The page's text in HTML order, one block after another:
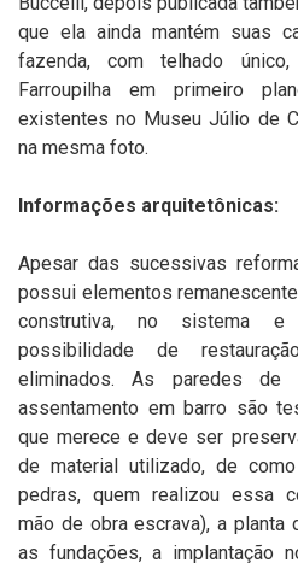
que ela ainda mantém suas
fazenda, com telhado
Farroupilha em primeiro
existentes no Museu Júlio de
na mesma foto.
Informações arquitetônicas:
Apesar das sucessivas
possui elementos
construtiva, no sistema e
possibilidade de
eliminados. As paredes
assentamento em barro são
que merece e deve ser
de material utilizado, de
pedras, quem realizou essa
mão de obra escrava), a planta
as fundações, a implantação